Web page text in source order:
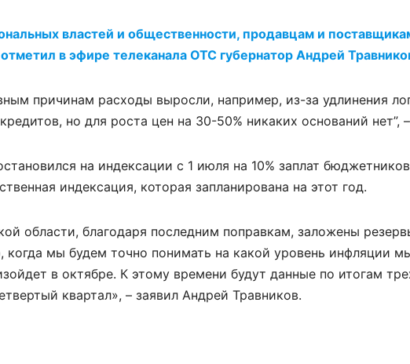
властей и общественности, продавцам и
в эфире телеканала ОТС губернатор Андрей
причинам расходы выросли, например, из-за удлинения
но для роста цен на 30-50% никаких оснований нет”,
на индексации с 1 июля на 10% заплат
индексация, которая запланирована на этот год.
области, благодаря последним поправкам, заложены
мы будем точно понимать на какой уровень инфляции
в октябре. К этому времени будут данные по итогам
квартал», – заявил Андрей Травников.